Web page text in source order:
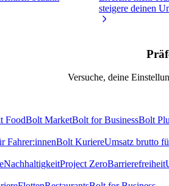
steigere deinen
Versuche, deine
FoodBolt MarketBolt for BusinessBolt
Fahrer:innenBolt KuriereUmsatz brutto
NachhaltigkeitProject ZeroBarrierefreiheit